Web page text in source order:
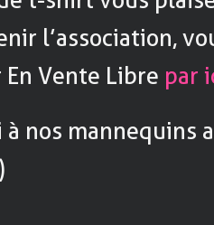
l’association,
Vente Libre par
à nos mannequins